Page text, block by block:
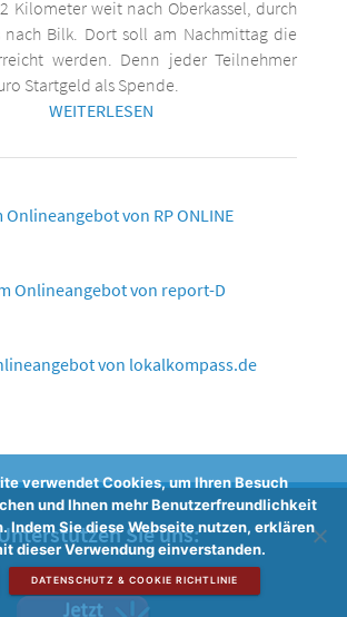
Kilometer weit nach Oberkassel, durch
Bilk. Dort soll am Nachmittag die
werden. Denn jeder Teilnehmer
Startgeld als Spende.
WEITERLESEN
Onlineangebot von RP ONLINE
Onlineangebot von report-D
von lokalkompass.de
Sie uns:
verwendet Cookies, um Ihren Besuch
und Ihnen mehr Benutzerfreundlichkeit
Indem Sie diese Webseite nutzen, erklären
dieser Verwendung einverstanden.
DATENSCHUTZ & COOKIE RICHTLINIE